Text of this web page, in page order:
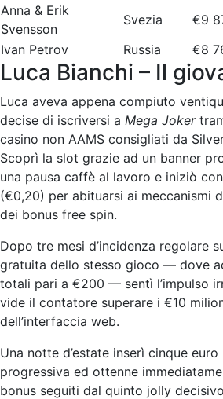
Anna & Erik
Svensson
Svezia €9
Ivan Petrov
Russia €8
Luca Bianchi – Il
Luca aveva appena compiuto
decise di iscriversi a Mega Joker
casino non AAMS consigliati da
Scoprì la slot grazie ad un banner
una pausa caffè al lavoro e iniziò
(€0,20) per abituarsi ai meccanismi
dei bonus free spin.
Dopo tre mesi d’incidenza regolare
gratuita dello stesso gioco — dove
totali pari a €200 — sentì l’impulso
vide il contatore superare i €10
dell’interfaccia web.
Una notte d’estate inserì cinque
progressiva ed ottenne
bonus seguiti dal quinto jolly